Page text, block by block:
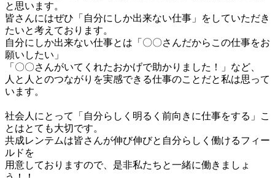
と思います。
皆さんにはぜひ「自分にしか出来ない仕事」をしていただき
たいと考えております。
自分にしか出来ない仕事とは「〇〇さんだからこの仕事をお
願いしたい」
「〇〇さんがいてくれたおかげで助かりました！」など、
人と人とのつながりを実感できる仕事のことだと私は思って
います。
社会人にとって「自分らしく明るく前向きに仕事をする」こ
とはとても大切です。
共成レンテムは皆さんが伸び伸びと自分らしく働けるフィー
ルドを
用意しておりますので、是非私たちと一緒に働きましょ